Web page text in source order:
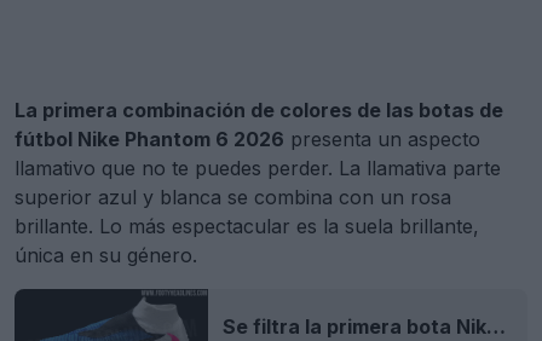
La primera combinación de colores de las botas de
fútbol Nike Phantom 6 2026 presenta un aspecto
llamativo que no te puedes perder. La llamativa parte
superior azul y blanca se combina con un rosa
brillante. Lo más espectacular es la suela brillante,
única en su género.
Se filtra la primera bota Nike Phantom 2026 Main Pack: imágenes oficiales